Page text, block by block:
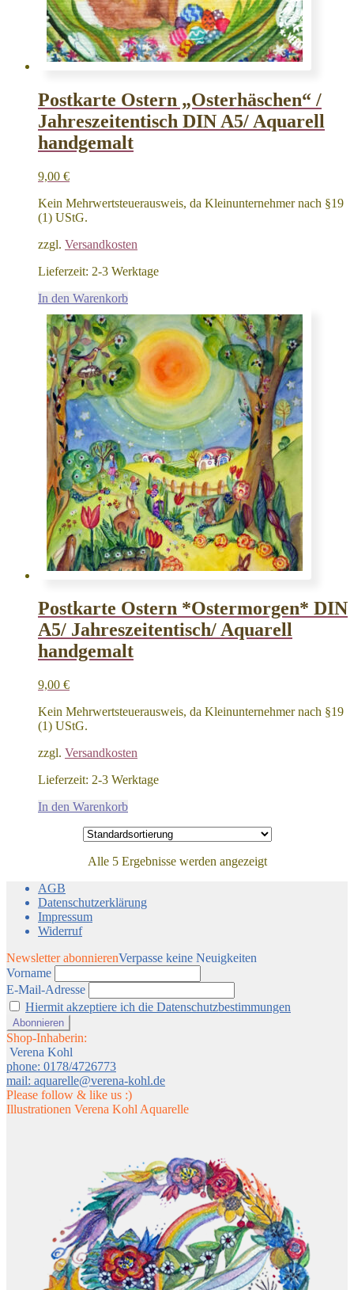
Postkarte Ostern „Osterhäschen“ /
Jahreszeitentisch DIN A5/ Aquarell
handgemalt
9,00 €
Kein Mehrwertsteuerausweis, da Kleinunternehmer nach §19
(1) UStG.
zzgl. Versandkosten
Lieferzeit: 2-3 Werktage
In den Warenkorb
Postkarte Ostern *Ostermorgen* DIN
A5/ Jahreszeitentisch/ Aquarell
handgemalt
9,00 €
Kein Mehrwertsteuerausweis, da Kleinunternehmer nach §19
(1) UStG.
zzgl. Versandkosten
Lieferzeit: 2-3 Werktage
In den Warenkorb
Alle 5 Ergebnisse werden angezeigt
AGB
Datenschutzerklärung
Impressum
Widerruf
Newsletter abonnierenVerpasse keine Neuigkeiten
Vorname
E-Mail-Adresse
Hiermit akzeptiere ich die Datenschutzbestimmungen
Shop-Inhaberin:
Verena Kohl
phone: 0178/4726773
mail: aquarelle@verena-kohl.de
Please follow & like us :)
Illustrationen Verena Kohl Aquarelle